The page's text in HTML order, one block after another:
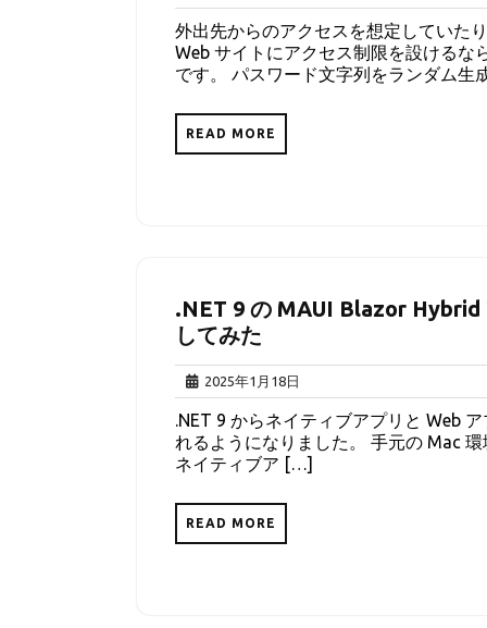
年
1
月
24
外出先からのアクセスを想定していた
Web サイトにアクセス制限を設けるな
です。 パスワード文字列をランダム
READ MORE
.NET 9 の MAUI Blazor Hybrid
してみた
2025年1月18日
年
1
月
18
.NET 9 からネイティブアプリと Web
れるようになりました。 手元の Mac
ネイティブア […]
READ MORE